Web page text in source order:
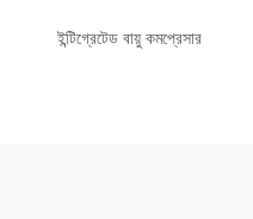
ইন্টিগ্রেটেড বায়ু কমপ্রেসার